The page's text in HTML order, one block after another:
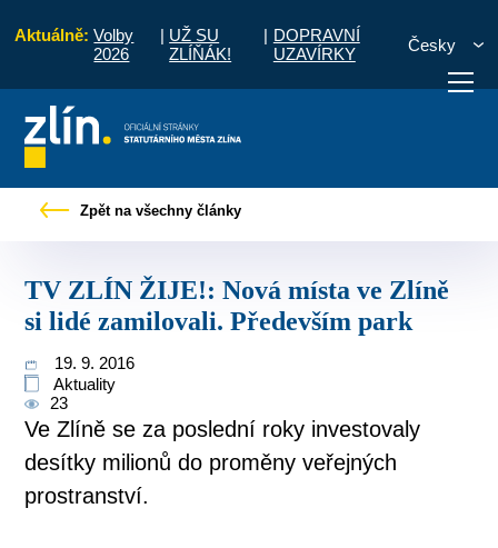
Aktuálně: Volby
2026
| UŽ SU
ZLÍŇÁK!
| DOPRAVNÍ
UZAVÍRKY
Česky
vyřídit Potřebuji zaplatit
Zpět na všechny články
TV ZLÍN ŽIJE!: Nová místa ve Zlíně
si lidé zamilovali. Především park
19. 9. 2016
Aktuality
23
Ve Zlíně se za poslední roky investovaly
desítky milionů do proměny veřejných
prostranství.